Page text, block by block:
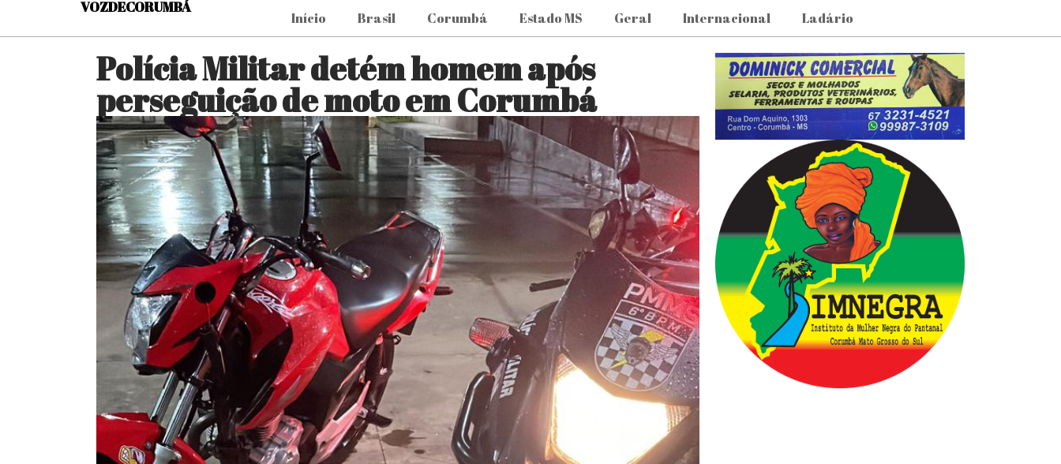
VOZDECORUMBÁ
Início Brasil Corumbá Estado MS Geral Internacional Ladário
Polícia Militar detém homem após
perseguição de moto em Corumbá